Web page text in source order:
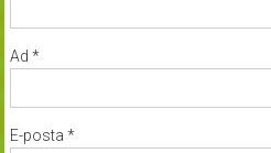
Ad *
E-posta *